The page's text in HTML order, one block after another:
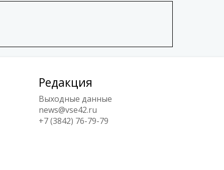
Редакция
Выходные данные
news@vse42.ru
+7 (3842) 76-79-79